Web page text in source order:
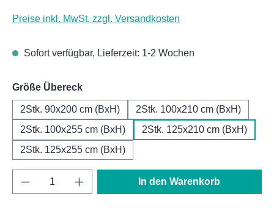
Preise inkl. MwSt. zzgl. Versandkosten
Sofort verfügbar, Lieferzeit: 1-2 Wochen
Größe Übereckauswählen
2Stk. 90x200 cm (BxH)
2Stk. 100x210 cm (BxH)
2Stk. 100x255 cm (BxH)
2Stk. 125x210 cm (BxH)
2Stk. 125x255 cm (BxH)
Produkt Anzahl: Gib den gewünschten
In den Warenkorb